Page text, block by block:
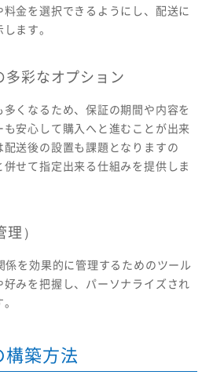
金を選択できるようにし、配送に
ます。
彩なオプション
くなるため、保証の期間や内容を
安心して購入へと進むことが出来
送後の設置も課題となりますの
せて指定出来る仕組みを提供しま
）
係を効果的に管理するためのツール
みを把握し、パーソナライズされ
構築方法